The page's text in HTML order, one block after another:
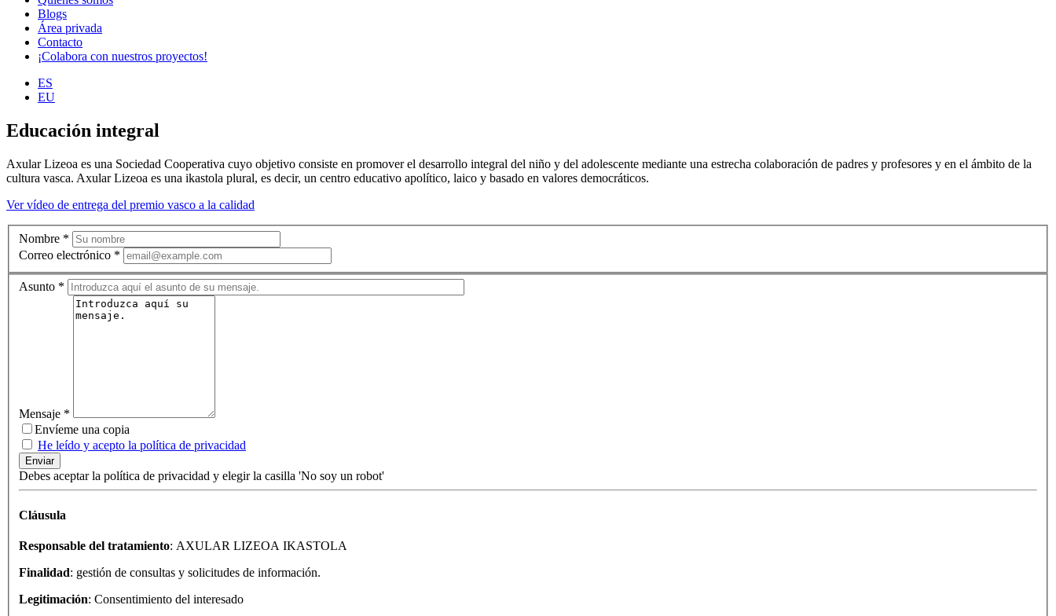
Blogs
Área privada
Contacto
¡Colabora con nuestros proyectos!
ES
EU
Educación integral
Axular Lizeoa es una Sociedad Cooperativa cuyo objetivo consiste en promover el desarrollo integral del niño y del adolescente mediante una estrecha colaboración de padres y profesores y en el ámbito de la
cultura vasca. Axular Lizeoa es una ikastola plural, es decir, un centro educativo apolítico, laico y basado en valores democráticos.
Ver vídeo de entrega del premio vasco a la calidad
Nombre *
Correo electrónico *
Asunto *
Mensaje *
Envíeme una copia
He leído y acepto la política de privacidad
Enviar
Debes aceptar la política de privacidad y elegir la casilla 'No soy un robot'
Cláusula
Responsable del tratamiento: AXULAR LIZEOA IKASTOLA
Finalidad: gestión de consultas y solicitudes de información.
Legitimación: Consentimiento del interesado